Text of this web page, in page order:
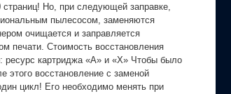
страниц! Но, при следующей заправке,
пылесосом, заменяются
очищается и заправляется
печати. Стоимость восстановления
ресурс картриджа «A» и «X» Чтобы было
этого восстановление с заменой
цикл! Его необходимо менять при